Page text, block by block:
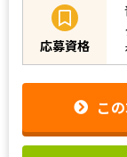
応募資格
こ